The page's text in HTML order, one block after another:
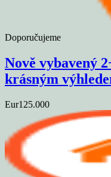
Doporučujeme
Nově vybavený
krásným
Eur125.000